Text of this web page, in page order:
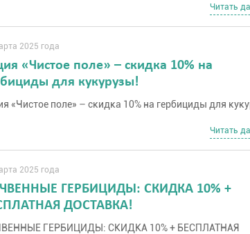
Читать
2025 года
«Чистое поле» – скидка 10% на
для кукурузы!
«Чистое поле» – скидка 10% на гербициды для
Читать
2025 года
ГЕРБИЦИДЫ: СКИДКА 10% +
ДОСТАВКА!
ГЕРБИЦИДЫ: СКИДКА 10% + БЕСПЛАТНАЯ